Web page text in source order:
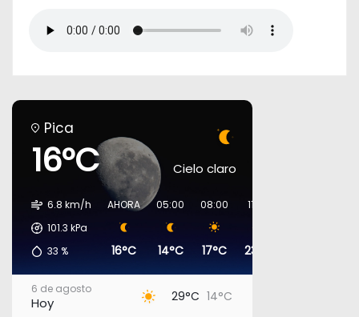
Pica
16°C Cielo claro
6.8 km/h
101.3 kPa
33 %
AHORA
16°C
05:00
14°C
08:00
17°C
11:00
23°C
6 de agosto
Hoy 29°C 14°C